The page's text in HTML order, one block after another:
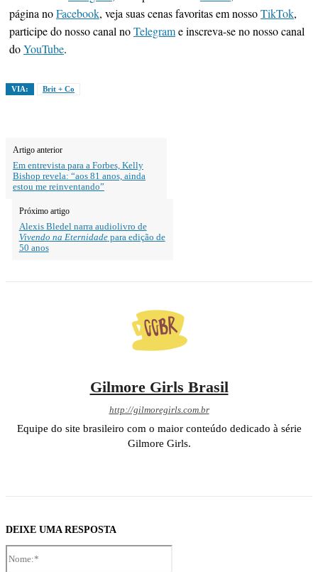
página noFacebook, veja suas cenas favoritas em nossoTikTok,
participe do nosso canal noTelegrame inscreva-se no nosso canal
doYouTube.
VIA: Brit + Co
Artigo anterior
Em entrevista para a Forbes, Kelly
Bishop revela: “aos 81 anos, ainda
estou me reinventando”
Próximo artigo
Alexis Bledel narra audiolivro de
Vivendo na Eternidadepara edição de
50 anos
Gilmore Girls Brasil
http://gilmoregirls.com.br
Equipe do site brasileiro com o maior conteúdo dedicado à série
Gilmore Girls.
DEIXE UMA RESPOSTA